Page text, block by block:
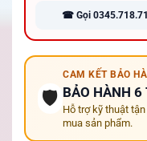
☎ Gọi
🛡️
CAM KẾT BẢO
BẢO HÀNH 6
Hỗ trợ kỹ thuật
mua sản phẩm.